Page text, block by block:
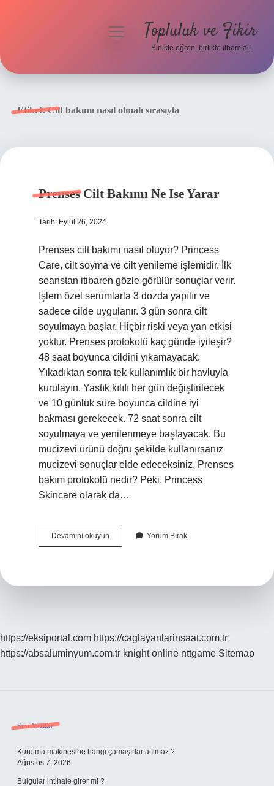
menüyüTopluluk ve Fikir
Birlikte öğren, birlikte ilham al!
Etiket:Cilt bakımı nasıl olmalı sırasıyla
Prenses Cilt Bakımı Ne Ise Yarar
Tarih: Eylül 26, 2024
Prenses cilt bakımı nasıl oluyor? Princess
Care, cilt soyma ve cilt yenileme işlemidir. İlk
seanstan itibaren gözle görülür sonuçlar verir.
İşlem özel serumlarla 3 dozda yapılır ve
sadece cilde uygulanır. 3 gün sonra cilt
soyulmaya başlar. Hiçbir riski veya yan etkisi
yoktur. Prenses protokolü kaç günde iyileşir?
48 saat boyunca cildini yıkamayacak.
Yıkadıktan sonra tek kullanımlık bir havluyla
kurulayın. Yastık kılıfı her gün değiştirilecek
ve 10 günlük süre boyunca cildine iyi
bakması gerekecek. 72 saat sonra cilt
soyulmaya ve yenilenmeye başlayacak. Bu
mucizevi ürünü doğru şekilde kullanırsanız
mucizevi sonuçlar elde edeceksiniz. Prenses
bakım protokolü nedir? Peki, Princess
Skincare olarak da…
Devamını okuyun Prenses
Cilt
Yorum Bırak
https://eksiportal.com https://caglayanlarinsaat.com.tr
https://absaluminyum.com.tr knight online nttgame Sitemap
Sidebar
Son Yazılar
Kurutma makinesine hangi çamaşırlar atılmaz ?
Ağustos 7, 2026
Bulgular intihale girer mi ?